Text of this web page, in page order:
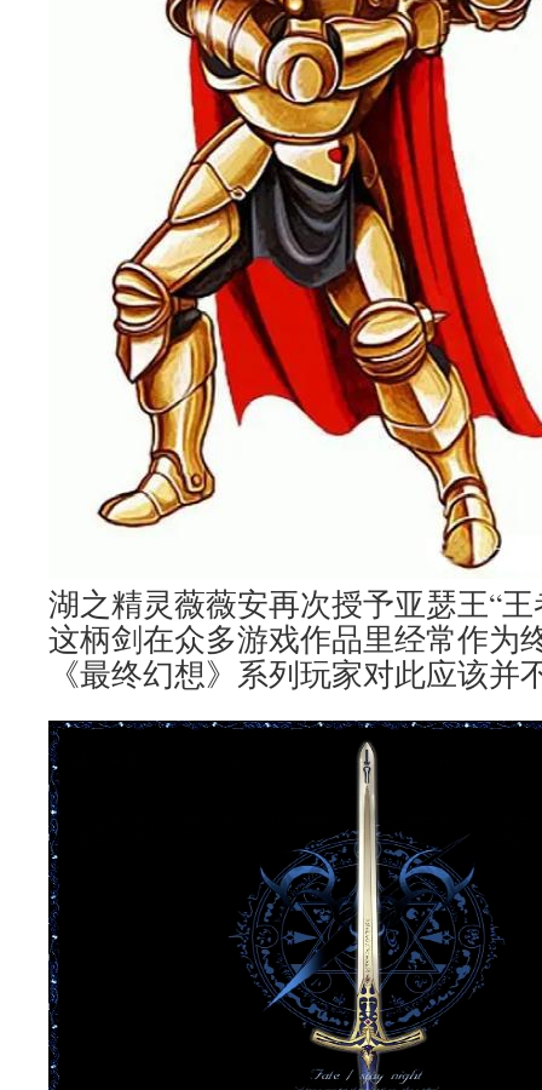
湖之精灵薇薇安再次授予亚瑟王“王
这柄剑在众多游戏作品里经常作为
《最终幻想》系列玩家对此应该并